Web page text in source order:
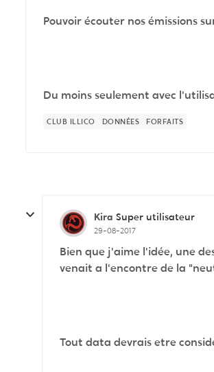
Pouvoir écouter nos émissions
Du moins seulement avec
CLUB ILLICO DONNÉES FORFAITS
Kira Super utilisateur
29-08-2017
Bien que j'aime l'idée, une
venait a l'encontre de la
Tout data devrais etre